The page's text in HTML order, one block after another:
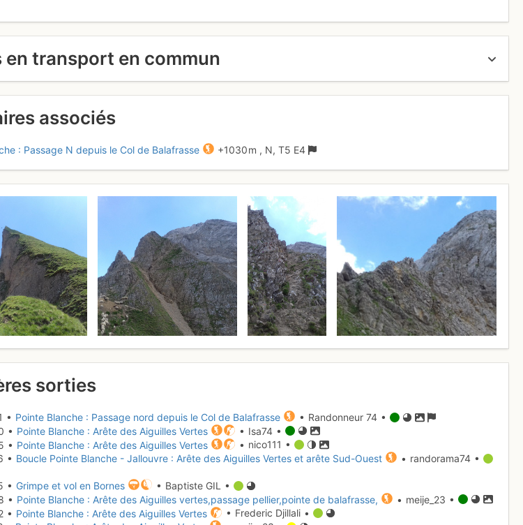
en transport en commun
associés
: Passage N depuis le Col de Balafrasse +1030 m , N,T5 E4
sorties
• Pointe Blanche : Passage nord depuis le Col de Balafrasse
• Randonneur 74 •
• Pointe Blanche : Arête des Aiguilles Vertes
• Isa74 •
• Pointe Blanche : Arête des Aiguilles Vertes
• nico111 •
• Boucle Pointe Blanche - Jallouvre : Arête des Aiguilles Vertes et arête Sud-Ouest • randorama74 •
• Grimpe et vol en Bornes
• Baptiste GIL •
• Pointe Blanche : Arête des Aiguilles vertes,passage pellier,pointe de balafrasse,
• meije_23 •
• Pointe Blanche : Arête des Aiguilles Vertes
• Frederic Djillali •